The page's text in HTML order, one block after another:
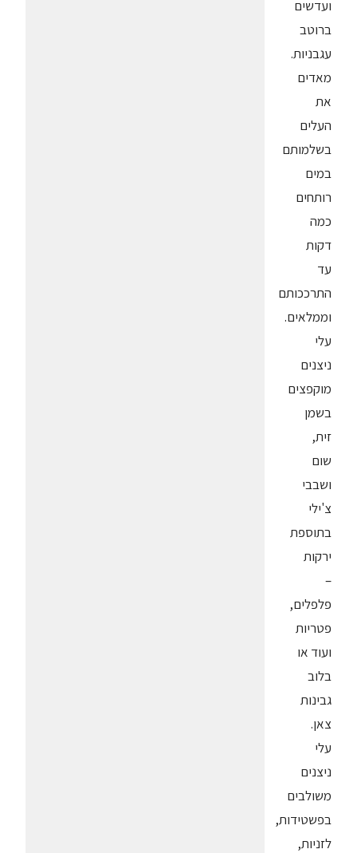
ועדשים
ברוטב
עגבניות.
מאדים
את
העלים
בשלמותם
במים
רותחים
כמה
דקות
עד
התרככותם
וממלאים.
עלי
ניצנים
מוקפצים
בשמן
זית,
שום
ושבבי
צ'ילי
בתוספת
ירקות
–
פלפלים,
פטריות
ועוד או
בלוב
גבינות
צאן.
עלי
ניצנים
משולבים
בפשטידות,
לזניות,